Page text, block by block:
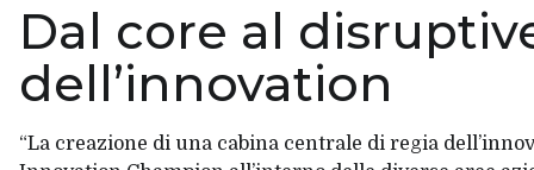
Dal core al
dell’innovation
“La creazione di una cabina centrale di regia